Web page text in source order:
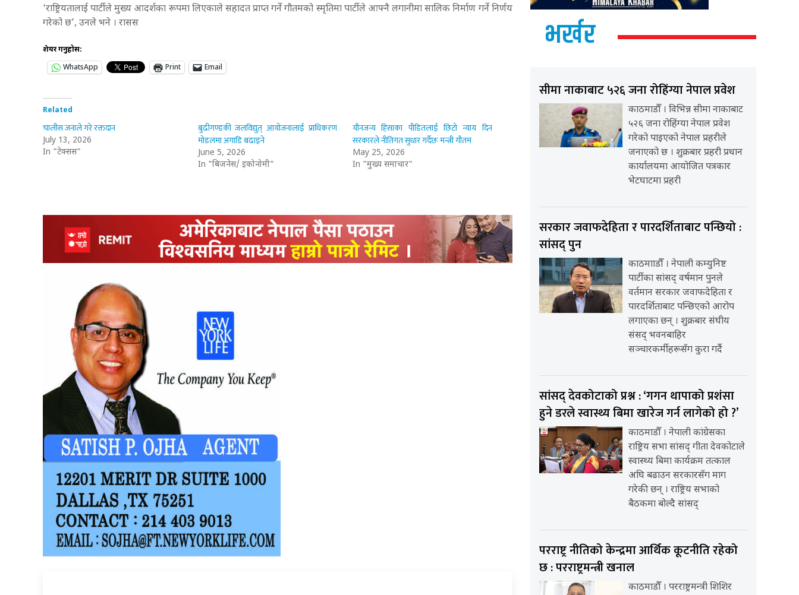
‘राष्ट्रियतालाई पार्टीले मुख्य आदर्शका रूपमा लिएकाले सहादत प्राप्त गर्ने गौतमको स्मृतिमा पार्टीले आफ्नै लगानीमा सालिक निर्माण गर्ने निर्णय
गरेको छ’, उनले भने । रासस
शेयर गर्नुहोस:
WhatsApp
Print Email
Related
चालीस जनाले गरे रक्तदान
July 13, 2026
In "टेक्सस"
बुढीगण्डकी जलविद्युत् आयोजनालाई प्राधिकरण
मोडलमा अगाडि बढाइने
June 5, 2026
In "बिजनेस/ इकोनोमी"
यौनजन्य हिंसाका पीडितलाई छिटो न्याय दिन
सरकारले नीतिगत सुधार गर्दैछः मन्त्री गौतम
May 25, 2026
In "मुख्य समाचार"
भर्खर
सीमा नाकाबाट ५२६ जना रोहिंग्या नेपाल प्रवेश
काठमाडौँ । विभिन्न सीमा नाकाबाट
५२६ जना रोहिंग्या नेपाल प्रवेश
गरेको पाइएको नेपाल प्रहरीले
जनाएको छ । शुक्रबार प्रहरी प्रधान
कार्यालयमा आयोजित पत्रकार
भेटघाटमा प्रहरी
सरकार जवाफदेहिता र पारदर्शिताबाट पन्छियो :
सांसद् पुन
काठमााडौँ । नेपाली कम्युनिष्ट
पार्टीका सांसद् वर्षमान पुनले
वर्तमान सरकार जवाफदेहिता र
पारदर्शिताबाट पन्छिएको आरोप
लगाएका छन् । शुक्रबार संघीय
संसद् भवनबाहिर
सञ्चारकर्मीहरूसँग कुरा गर्दै
सांसद् देवकोटाको प्रश्न : ‘गगन थापाको प्रशंसा
हुने डरले स्वास्थ्य बिमा खारेज गर्न लागेको हो ?’
काठमाडौँ । नेपाली कांग्रेसका
राष्ट्रिय सभा सांसद् गीता देवकोटाले
स्वास्थ्य बिमा कार्यक्रम तत्काल
अघि बढाउन सरकारसँग माग
गरेकी छन् । राष्ट्रिय सभाको
बैठकमा बोल्दै सांसद्
परराष्ट्र नीतिको केन्द्रमा आर्थिक कूटनीति रहेको
छ : परराष्ट्रमन्त्री खनाल
काठमाडौँ । परराष्ट्रमन्त्री शिशिर